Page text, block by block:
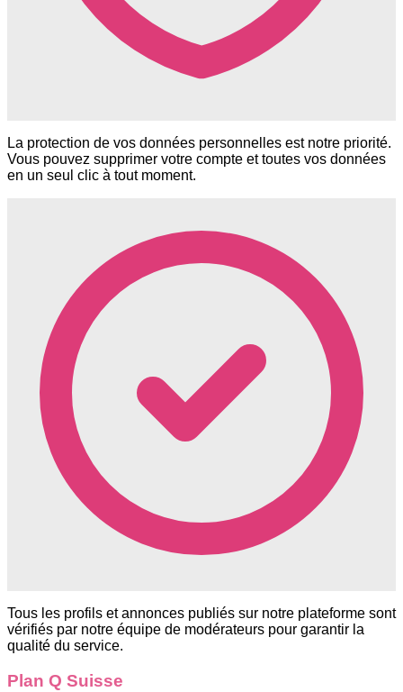
La protection de vos données personnelles est notre priorité.
Vous pouvez supprimer votre compte et toutes vos données
en un seul clic à tout moment.
Tous les profils et annonces publiés sur notre plateforme sont
vérifiés par notre équipe de modérateurs pour garantir la
qualité du service.
Plan Q Suisse